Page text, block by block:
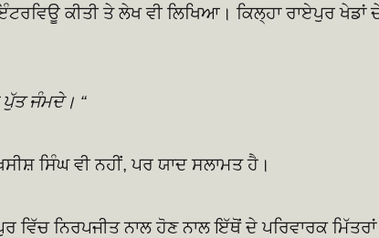
ਕੀਤੀ ਤੇ ਲੇਖ ਵੀ ਲਿਖਿਆ। ਕਿਲ੍ਹਾ ਰਾਏਪੁਰ ਖੇਡਾਂ
ਪੁੱਤ ਜੰਮਦੇ। “
ਸਿੰਘ ਵੀ ਨਹੀਂ, ਪਰ ਯਾਦ ਸਲਾਮਤ ਹੈ।
ਵਿੱਚ ਨਿਰਪਜੀਤ ਨਾਲ ਹੋਣ ਨਾਲ ਇੱਥੋਂ ਦੇ ਪਰਿਵਾਰਕ ਮਿੱਤਰਾਂ